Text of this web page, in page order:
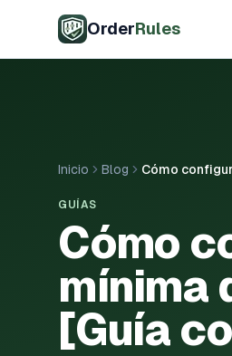
OrderRules
Inicio Blog Cómo
GUÍAS
Cómo
mínima
[Guía